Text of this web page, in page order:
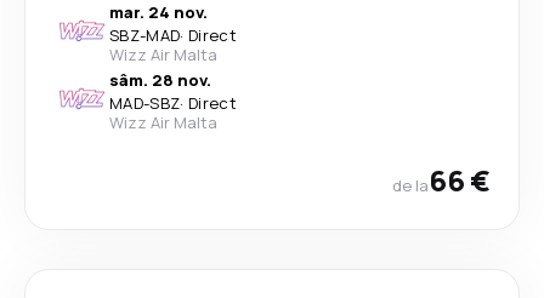
mar. 24 nov.
SBZ-MAD· Direct
Wizz Air Malta
sâm. 28 nov.
MAD-SBZ· Direct
Wizz Air Malta
de la66 €